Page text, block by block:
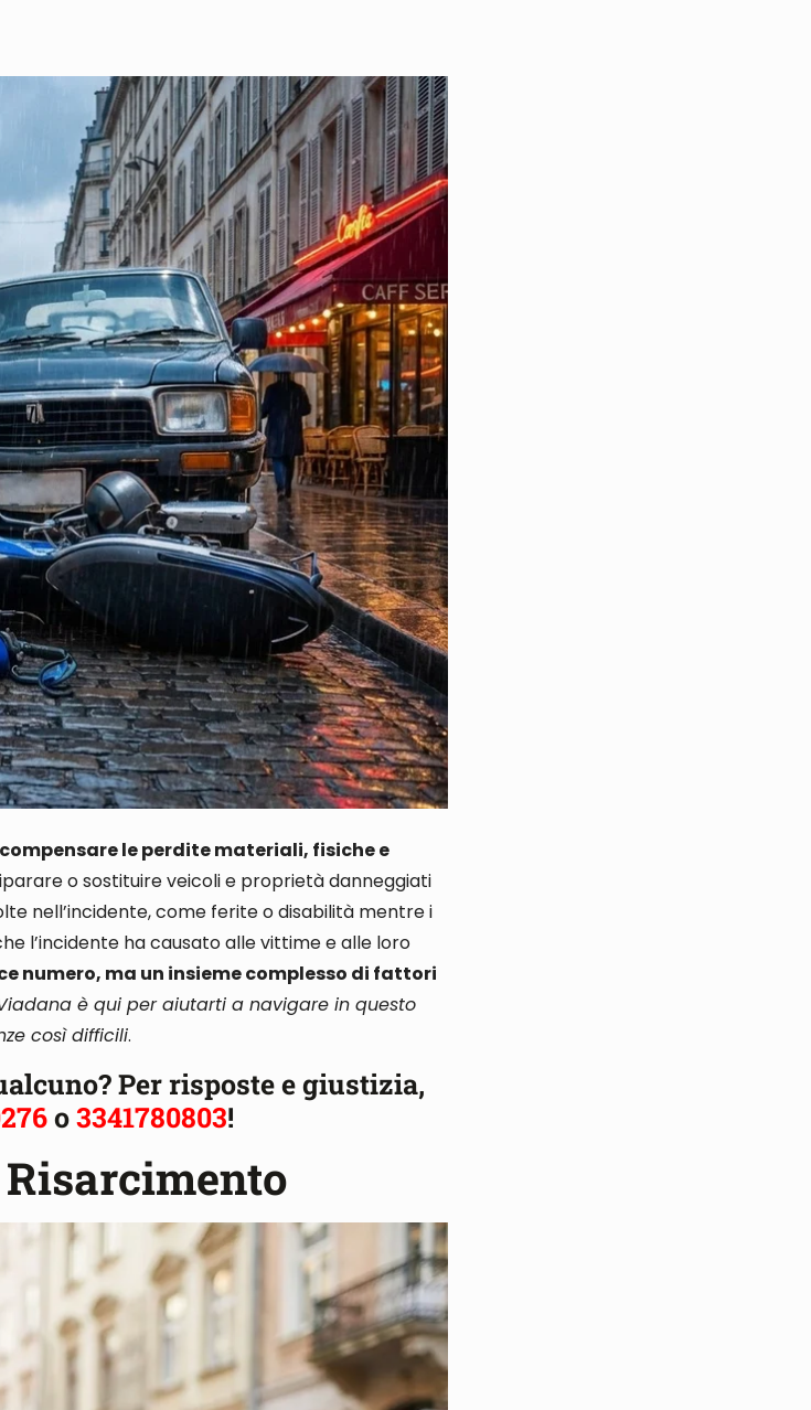
le perdite materiali, fisiche e
o sostituire veicoli e proprietà danneggiati
nell’incidente, come ferite o disabilità mentre i
l’incidente ha causato alle vittime e alle loro
numero, ma un insieme complesso di fattori
è qui per aiutarti a navigare in questo
così difficili.
Per risposte e giustizia,
o3341780803!